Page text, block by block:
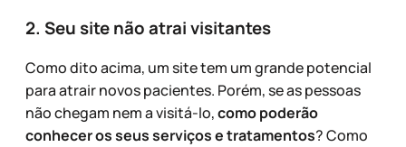
2. Seu site não atrai visitantes
Como dito acima, um site tem um grande potencial
para atrair novos pacientes. Porém, se as pessoas
não chegam nem a visitá-lo,como poderão
conhecer os seus serviços e tratamentos? Como